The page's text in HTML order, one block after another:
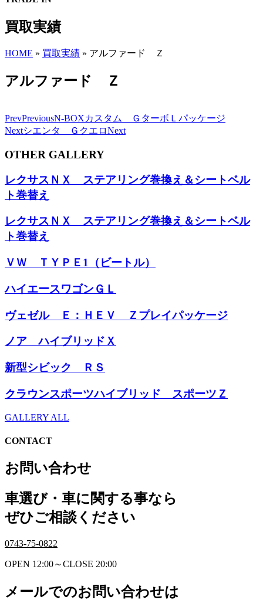
買取実績
HOME » 買取実績 » アルファード Ｚ
アルファード Ｚ
PrevPreviousN-BOXカスタム ＧターボＬパッケージ
Nextシエンタ ＧクエロNext
OTHER GALLERY
レクサスＮＸ ステアリング巻換え＆シートベル
ト巻替え
レクサスＮＸ ステアリング巻換え＆シートベル
ト巻替え
ＶＷ ＴＹＰＥ1（ビートル）
ハイエースワゴンＧＬ
ヴェゼル Ｅ：ＨＥＶ Ｚプレイパッケージ
ノア ハイブリッドＸ
新型シビック ＲＳ
クラウンスポーツハイブリッド スポーツＺ
GALLERY ALL
CONTACT
お問い合わせ
車選び・車に関する事なら
ぜひご相談ください
0743-75-0822
OPEN 12:00～CLOSE 20:00
メールでのお問い合わせは